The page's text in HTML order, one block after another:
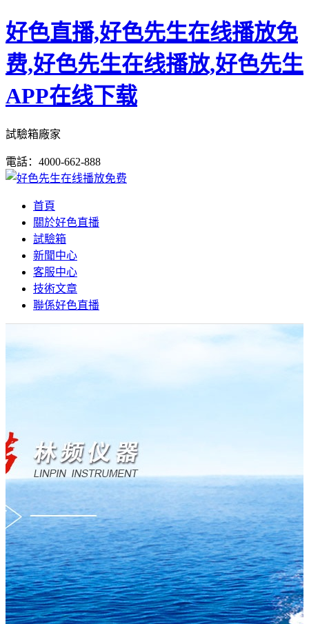
好色直播,好色先生在线播放免
费,好色先生在线播放,好色先生
APP在线下载
試驗箱廠家
電話：4000-662-888
首頁
關於好色直播
試驗箱
新聞中心
客服中心
技術文章
聯係好色直播